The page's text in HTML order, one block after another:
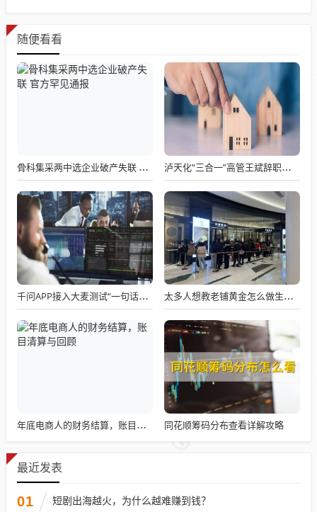
随便看看
骨科集采两中选企业破产失联 官方罕见通报 泸天化“三合一”高管王斌辞职：高管变动叠加财务、业绩双重压力，公司进入阶段性调整期
千问APP接入大麦测试“一句话买电影票” 太多人想教老铺黄金怎么做生意了
年底电商人的财务结算，账目清算与回顾 同花顺筹码分布查看详解攻略
最近发表
01 短剧出海越火，为什么越难赚到钱？